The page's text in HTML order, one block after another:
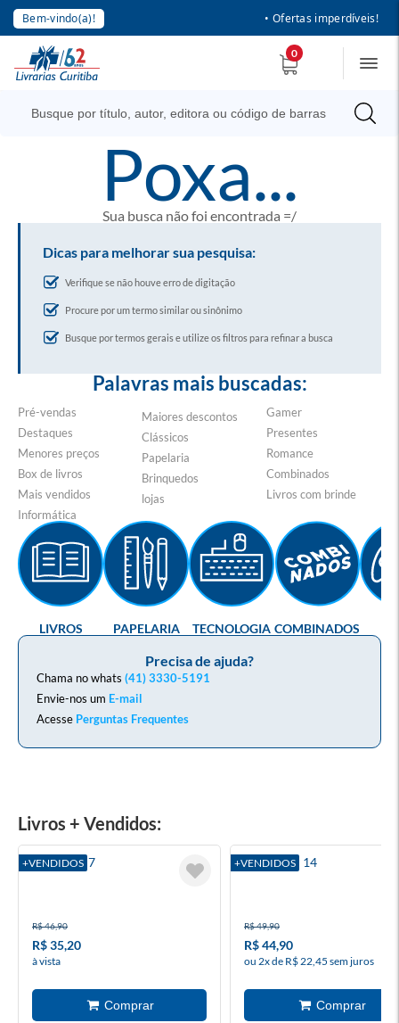
Bem-vindo(a)! • Ofertas imperdíveis!
0
poxa...
Sua busca não foi encontrada =/
Dicas para melhorar sua pesquisa:
Verifique se não houve erro de digitação
Procure por um termo similar ou sinônimo
Busque por termos gerais e utilize os filtros para refinar a busca
Palavras mais buscadas:
Pré-vendas
Destaques
Menores preços
Box de livros
Mais vendidos
Informática
Maiores descontos
Clássicos
Papelaria
Brinquedos
lojas
Gamer
Presentes
Romance
Combinados
Livros com brinde
Precisa de ajuda?
Chama no whats (41) 3330-5191
Envie-nos um E-mail
Acesse Perguntas Frequentes
LIVROS PAPELARIA TECNOLOGIA COMBINADOS
Livros + Vendidos:
+VENDIDOS
Blue Lock 7
R$ 46,90
R$ 35,20
à vista
+VENDIDOS
Invencível 14
R$ 49,90
R$ 44,90
ou 2x de R$ 22,45 sem juros